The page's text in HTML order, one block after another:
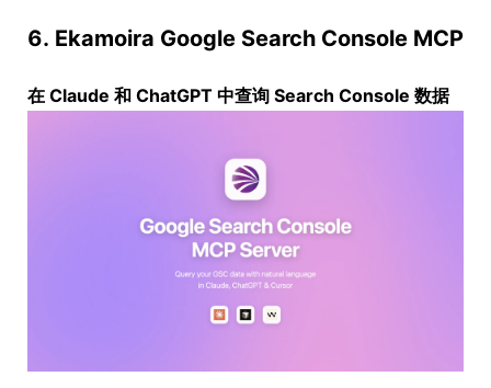
6. Ekamoira Google Search Console MCP
在 Claude 和 ChatGPT 中查询 Search Console 数据